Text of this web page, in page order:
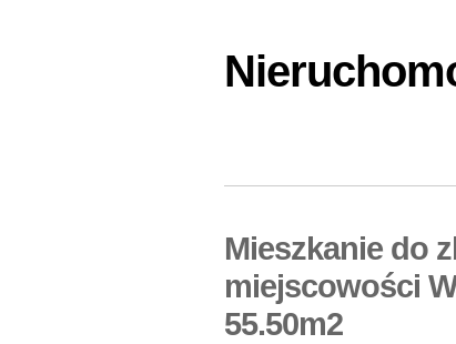
Mieszkanie do
miejscowości
55.50m2